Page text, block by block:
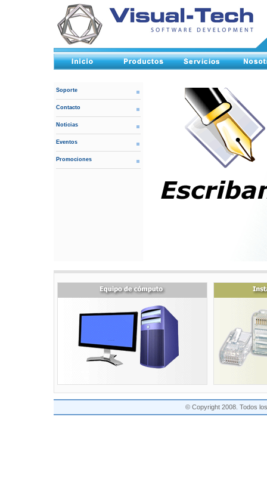
Soporte
Contacto
Noticias
Eventos
Promociones
© Copyright 2008. Todos